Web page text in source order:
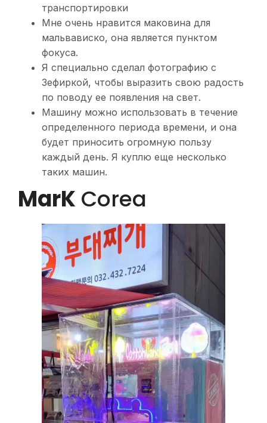
транспортировки
Мне очень нравится маковина для
мальвависко, она является пунктом
фокуса.
Я специально сделал фотографию с
Зефиркой, чтобы выразить свою радость
по поводу ее появления на свет.
Машину можно использовать в течение
определенного периода времени, и она
будет приносить огромную пользу
каждый день. Я куплю еще несколько
таких машин.
MarK Corea